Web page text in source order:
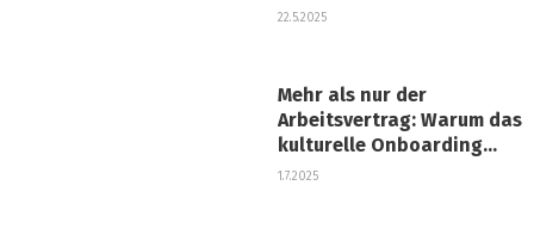
22.5.2025
Mehr als nur der
Arbeitsvertrag: Warum das
kulturelle Onboarding
über Ihren
1.7.2025